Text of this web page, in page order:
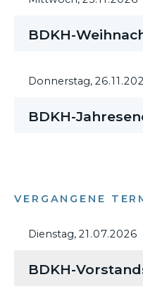
BDKH-
Donnerstag,
BDKH-
VERGANGENE
Dienstag, 21.07.2026
BDKH-